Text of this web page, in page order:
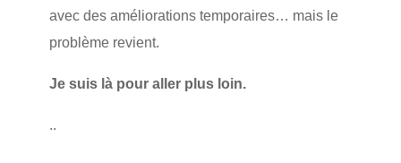
avec des améliorations temporaires… mais le
problème revient.
Je suis là pour aller plus loin.
..